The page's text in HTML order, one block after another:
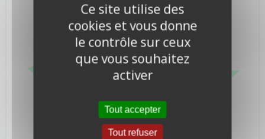
Ce site utilise des
cookies et vous donne
le contrôle sur ceux
que vous souhaitez
activer
Tout accepter
Tout refuser